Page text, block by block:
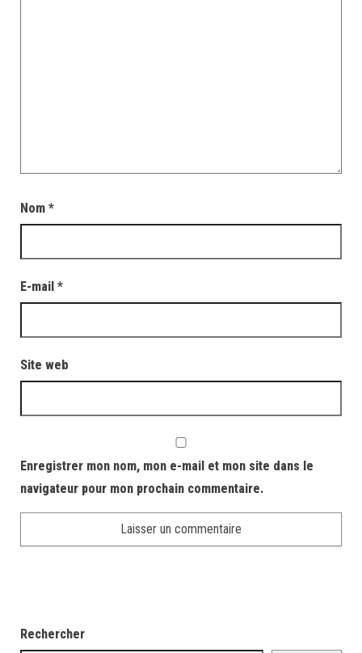
Nom *
E-mail *
Site web
Enregistrer mon nom, mon e-mail et mon site dans le
navigateur pour mon prochain commentaire.
Rechercher